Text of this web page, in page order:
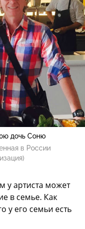
дочь Соню
в России
у артиста может
в семье. Как
у его семьи есть